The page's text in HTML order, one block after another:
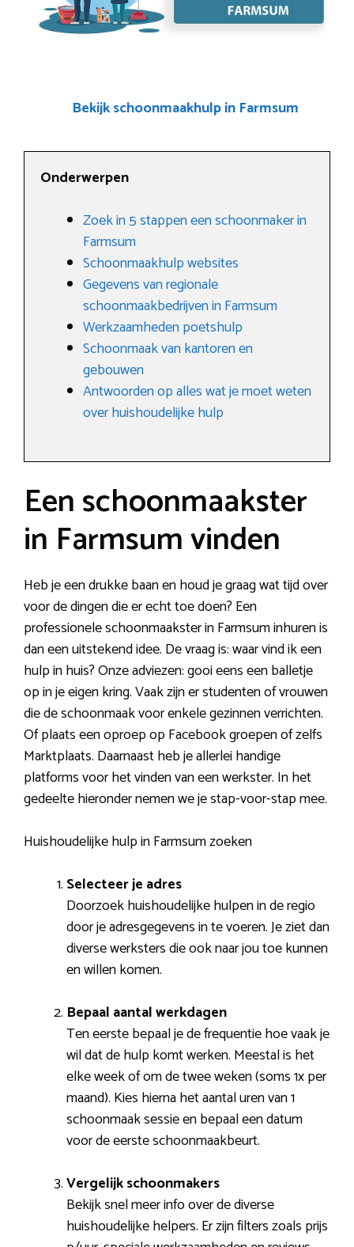
Bekijk schoonmaakhulp in Farmsum
Onderwerpen
Zoek in 5 stappen een schoonmaker in
Farmsum
Schoonmaakhulp websites
Gegevens van regionale
schoonmaakbedrijven in Farmsum
Werkzaamheden poetshulp
Schoonmaak van kantoren en
gebouwen
Antwoorden op alles wat je moet weten
over huishoudelijke hulp
Een schoonmaakster
in Farmsum vinden
Heb je een drukke baan en houd je graag wat tijd over
voor de dingen die er echt toe doen? Een
professionele schoonmaakster in Farmsum inhuren is
dan een uitstekend idee. De vraag is: waar vind ik een
hulp in huis? Onze adviezen: gooi eens een balletje
op in je eigen kring. Vaak zijn er studenten of vrouwen
die de schoonmaak voor enkele gezinnen verrichten.
Of plaats een oproep op Facebook groepen of zelfs
Marktplaats. Daarnaast heb je allerlei handige
platforms voor het vinden van een werkster. In het
gedeelte hieronder nemen we je stap-voor-stap mee.
Huishoudelijke hulp in Farmsum zoeken
Selecteer je adres
Doorzoek huishoudelijke hulpen in de regio
door je adresgegevens in te voeren. Je ziet dan
diverse werksters die ook naar jou toe kunnen
en willen komen.
Bepaal aantal werkdagen
Ten eerste bepaal je de frequentie hoe vaak je
wil dat de hulp komt werken. Meestal is het
elke week of om de twee weken (soms 1x per
maand). Kies hierna het aantal uren van 1
schoonmaak sessie en bepaal een datum
voor de eerste schoonmaakbeurt.
Vergelijk schoonmakers
Bekijk snel meer info over de diverse
huishoudelijke helpers. Er zijn filters zoals prijs